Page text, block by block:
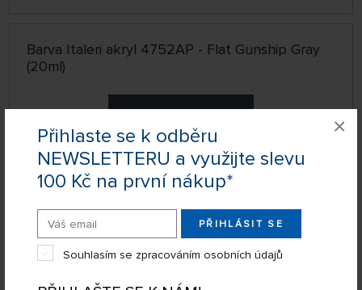
Přihlaste se k odběru
NEWSLETTERU a využijte slevu
100 Kč na první nákup*
PŘIHLÁSIT SE
Souhlasím se zpracováním osobních údajů
×
Barva Italeri akryl 4752AP - Flat Gunship Gray
(20ml)
79504752AP